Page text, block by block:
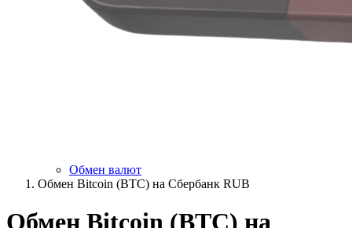
Обмен валют
Обмен Bitcoin (BTC) на Сбербанк RUB
Обмен Bitcoin (BTC) на